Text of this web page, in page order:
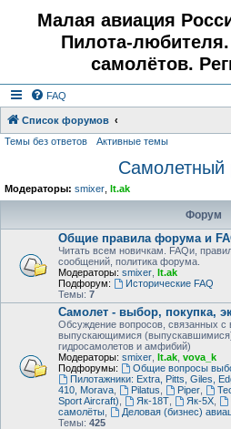
Малая авиация
Пилота-
самолётов.
FAQ
Список форумов
Темы без ответов Активные темы
Самолетный
Модераторы: smixer lt.ak
Форум
Общие правила форума и
Читать всем новичкам. FAQи,
сообщений, политика форума.
Модераторы: smixer lt.ak
Подфорум:
Исторические FAQ
Темы: 7
Самолет - выбор, покупка,
Обсуждение вопросов, связанных
выпускающимися
гидросамолетов и амфибий)
Модераторы: smixer lt.ak vova_k
Подфорумы:
Общие вопросы
Пилотажники: Extra, Pitts, Giles,
410, Morava
Pilatus Piper,
Sport Aircraft)
Як-18Т, Як-5Х,
самолёты
Деловая (бизнес)
Темы: 425